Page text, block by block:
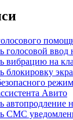
голосовой ввод
вибрацию на
блокировку
Авито
автопродление
СМС